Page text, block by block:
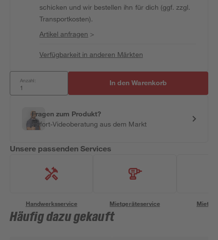
schicken und wir bestellen ihn für dich (ggf. zzgl.
Transportkosten).
Artikel anfragen >
Verfügbarkeit in anderen Märkten
Anzahl: In den Warenkorb
Fragen zum Produkt?
Sofort-Videoberatung aus dem Markt
Unsere passenden Services
Handwerksservice Mietgeräteservice
Häufig dazu gekauft